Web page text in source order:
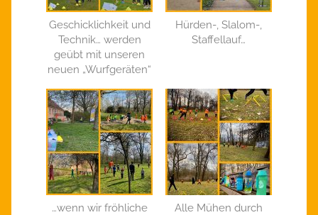
Geschicklichkeit und
Technik… werden
geübt mit unseren
neuen „Wurfgeräten“
Hürden-, Slalom-,
Staffellauf…
…wenn wir fröhliche
Alle Mühen durch